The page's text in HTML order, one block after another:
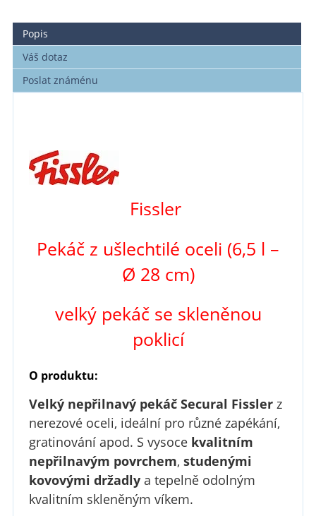
Popis
Váš dotaz
Poslat známénu
Fissler
Pekáč z ušlechtilé oceli (6,5 l –
Ø 28 cm)
velký pekáč se skleněnou
poklicí
O produktu:
Velký nepřilnavý pekáč Secural Fisslerz
nerezové oceli, ideální pro různé zapékání,
gratinování apod. S vysoce kvalitním
nepřilnavým povrchem, studenými
kovovými držadlya tepelně odolným
kvalitním skleněným víkem.